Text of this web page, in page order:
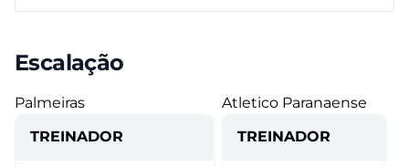
Escalação
Palmeiras
TREINADOR
Atletico Paranaense
TREINADOR